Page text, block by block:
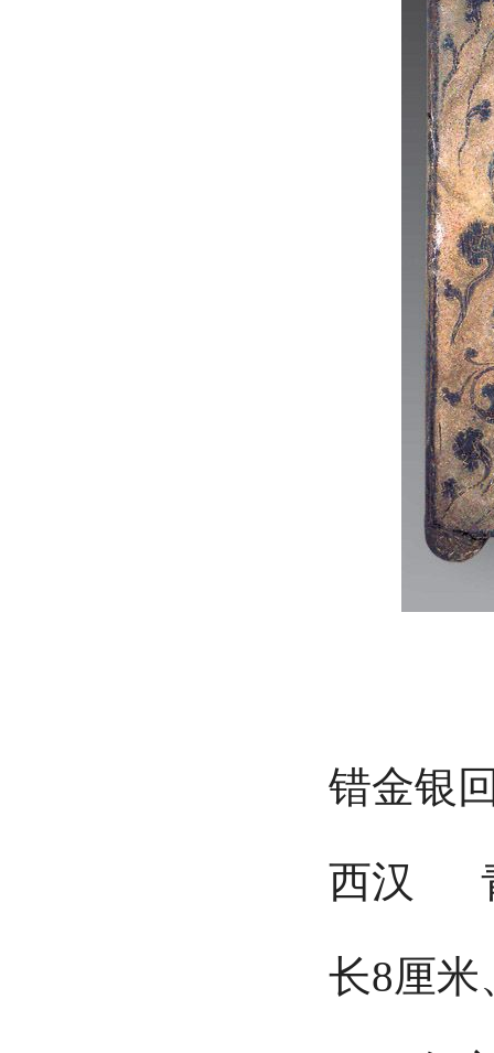
错金银回
西汉 青
长8厘米、